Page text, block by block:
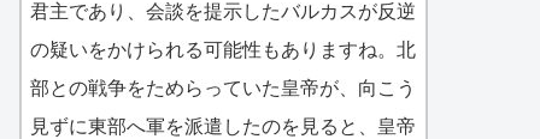
君主であり、会談を提示したバルカスが反逆
の疑いをかけられる可能性もありますね。北
部との戦争をためらっていた皇帝が、向こう
見ずに東部へ軍を派遣したのを見ると、皇帝